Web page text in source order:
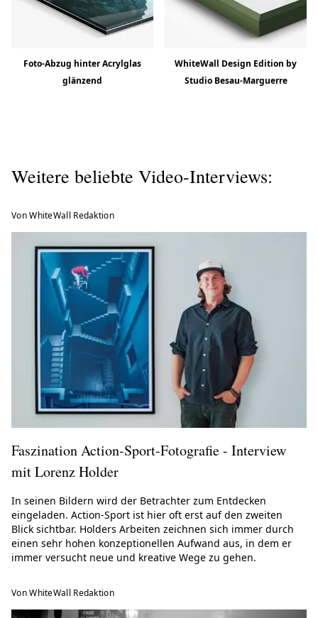
Foto-Abzug hinter Acrylglas
glänzend
WhiteWall Design Edition by
Studio Besau-Marguerre
Weitere beliebte Video-Interviews:
Von WhiteWall Redaktion
Faszination Action-Sport-Fotografie - Interview
mit Lorenz Holder
In seinen Bildern wird der Betrachter zum Entdecken
eingeladen. Action-Sport ist hier oft erst auf den zweiten
Blick sichtbar. Holders Arbeiten zeichnen sich immer durch
einen sehr hohen konzeptionellen Aufwand aus, in dem er
immer versucht neue und kreative Wege zu gehen.
Von WhiteWall Redaktion